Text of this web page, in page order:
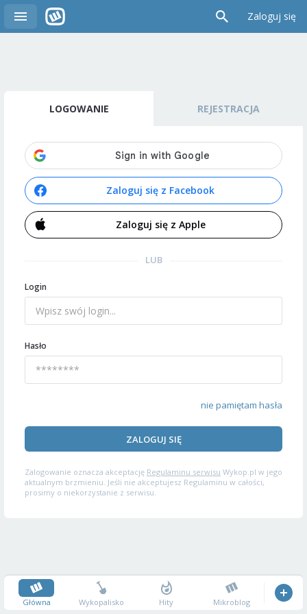
Zaloguj się
LOGOWANIE REJESTRACJA
Zaloguj się z Facebook
Zaloguj się z Apple
LUB
Login
Hasło
nie pamiętam hasła
ZALOGUJ SIĘ
Zalogowanie oznacza akceptację Regulaminu serwisu Wykop.pl w jego
aktualnym brzmieniu. Jeśli nie akceptujesz Regulaminu w całości,
prosimy o niekorzystanie z serwisu.
Główna Wykopalisko Hity Mikroblog